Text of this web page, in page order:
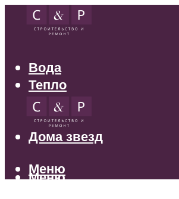
Вода
Тепло
Электрика
Свет
Дома звезд
Меню
Меню